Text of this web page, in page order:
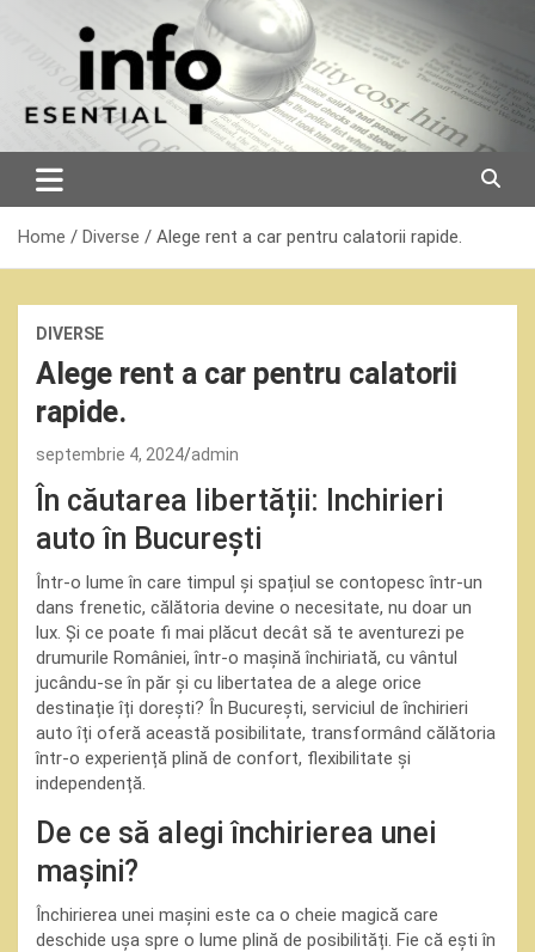
Home Diverse Alege rent a car pentru calatorii rapide.
DIVERSE
Alege rent a car pentru calatorii
rapide.
septembrie 4, 2024 admin
În căutarea libertății: Inchirieri
auto în București
Într-o lume în care timpul și spațiul se contopesc într-un
dans frenetic, călătoria devine o necesitate, nu doar un
lux. Și ce poate fi mai plăcut decât să te aventurezi pe
drumurile României, într-o mașină închiriată, cu vântul
jucându-se în păr și cu libertatea de a alege orice
destinație îți dorești? În București, serviciul de închirieri
auto îți oferă această posibilitate, transformând călătoria
într-o experiență plină de confort, flexibilitate și
independență.
De ce să alegi închirierea unei
mașini?
Închirierea unei mașini este ca o cheie magică care
deschide ușa spre o lume plină de posibilități. Fie că ești în